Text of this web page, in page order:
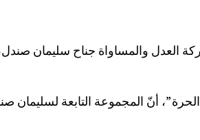
العدل والمساواة جناح سليمان
أنّ المجموعة التابعة لسليمان